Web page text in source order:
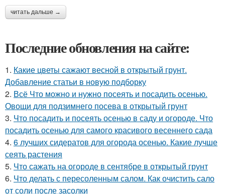
читать дальше →
Последние обновления на сайте:
1. Какие цветы сажают весной в открытый грунт.
Добавление статьи в новую подборку
2. Всё Что можно и нужно посеять и посадить осенью.
Овощи для подзимнего посева в открытый грунт
3. Что посадить и посеять осенью в саду и огороде. Что
посадить осенью для самого красивого весеннего сада
4. 6 лучших сидератов для огорода осенью. Какие лучше
сеять растения
5. Что сажать на огороде в сентябре в открытый грунт
6. Что делать с пересоленным салом. Как очистить сало
от соли после засолки